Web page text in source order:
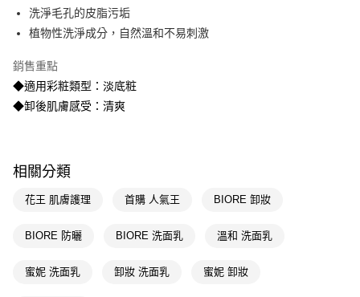
Google Pay
相關說明
【關於「AFTEE先享後付」】
AFTEE先享後付是「在收到商品之後才付款」的支付方式。 讓您購物簡單
１．於結帳方式選擇「AFTEE先享後付」後，將跳轉至「AFTEE先享後付」
２．訂單成立數日內，您將收到繳費通知簡訊。
※ 請注意：結帳手續完成當下不需立刻繳費，但若您需要取消訂單，請聯絡
即享券
全家取貨付款
每筆NT$65，滿NT$390(含以上)免運費
萊爾富取貨付款
洗淨毛孔的皮脂污垢
植物性洗淨成分，自然溫和不易刺激
銷售重點
◆適用彩粧類型：淡底粧
◆卸後肌膚感受：清爽
相關分類
花王 肌膚護理 首購 人氣王 BIORE 卸妝
BIORE 防曬 BIORE 洗面乳 溫和 洗面乳
蜜妮 洗面乳 卸妝 洗面乳 蜜妮 卸妝